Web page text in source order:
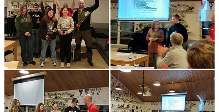
NYHETSARKIV